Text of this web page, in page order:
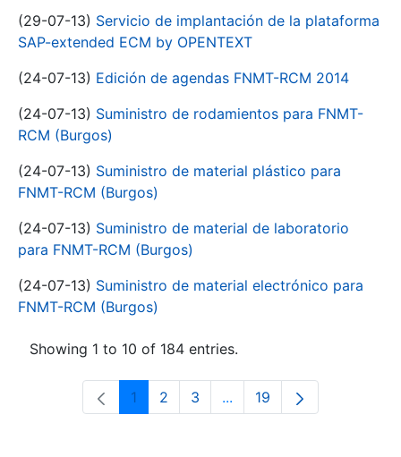
(29-07-13) Servicio de implantación de la plataforma
SAP-extended ECM by OPENTEXT
(24-07-13) Edición de agendas FNMT-RCM 2014
(24-07-13) Suministro de rodamientos para FNMT-
RCM (Burgos)
(24-07-13) Suministro de material plástico para
FNMT-RCM (Burgos)
(24-07-13) Suministro de material de laboratorio
para FNMT-RCM (Burgos)
(24-07-13) Suministro de material electrónico para
FNMT-RCM (Burgos)
Showing 1 to 10 of 184 entries.
Page
1 Page
2 Page
3 ...Intermediate Pages Use
Page
19